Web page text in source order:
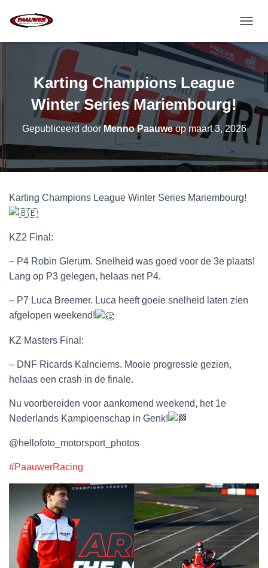
O
G
G
L
A
V
I
G
T
Karting Champions League
Winter Series Mariembourg!
Gepubliceerd door Menno Paauweopmaart 3, 2026
Karting Champions League Winter Series Mariembourg!
KZ2 Final:
– P4 Robin Glerum. Snelheid was goed voor de 3e plaats!
Lang op P3 gelegen, helaas net P4.
– P7 Luca Breemer. Luca heeft goeie snelheid laten zien
afgelopen weekend!
KZ Masters Final:
– DNF Ricards Kalnciems. Mooie progressie gezien,
helaas een crash in de finale.
Nu voorbereiden voor aankomend weekend, het 1e
Nederlands Kampioenschap in Genk!
@hellofoto_motorsport_photos
#PaauwerRacing